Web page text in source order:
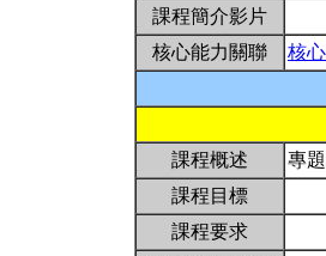
課程簡介影片
核心能力關聯
核
課程概述
專
課程目標
課程要求